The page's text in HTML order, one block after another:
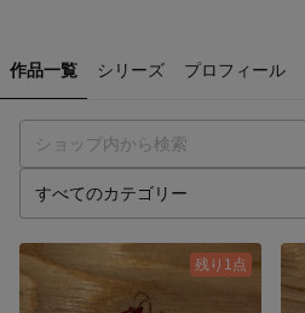
作品一覧 シリーズ プロフィール
残り1点